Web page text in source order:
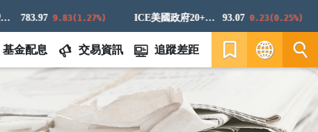
783.97 9.83(1.27%) ICE美國政府20+年期債券指數 93.07 0.23(0.25%)
基金配息 交易資訊 追蹤差距
EN